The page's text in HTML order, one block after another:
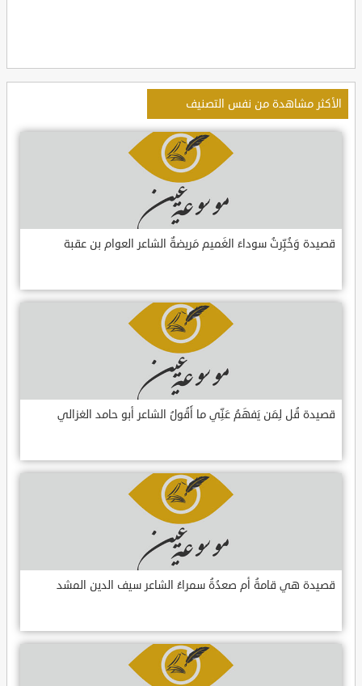
الأكثر مشاهدة من نفس التصنيف
قصيدة وَخُبِّرتُ سوداءَ الغَميم مَريضةٌ الشاعر العوام بن عقبة
قصيدة قُل لِمَن يَفهَمُ عَنِّي ما أَقُولُ الشاعر أبو حامد الغزالي
قصيدة هي قامةُ أم صعدُةُ سمراءُ الشاعر سيف الدين المشد